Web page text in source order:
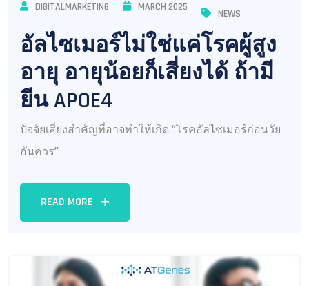
DIGITALMARKETING MARCH 2025
NEWS
อัลไซเมอร์ไม่ใช่แค่โรคผู้สูง
อายุ อายุน้อยก็เสี่ยงได้ ถ้ามี
ยีน APOE4
ปัจจัยเสี่ยงสำคัญที่อาจทำให้เกิด “โรคอัลไซเมอร์ก่อนวัย
อันควร”
READ MORE